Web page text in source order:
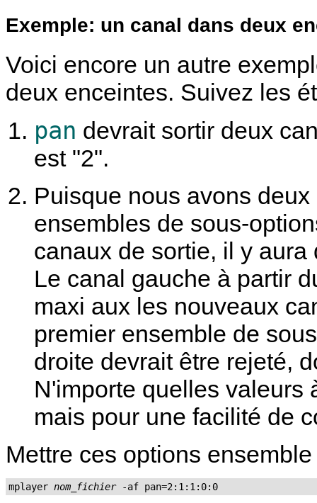
Exemple: un canal dans deux
Voici encore un autre
deux enceintes. Suivez les
pan devrait sortir deux
est "2".
Puisque nous avons
ensembles de sous-
canaux de sortie, il y
Le canal gauche à partir
maxi aux les nouveaux
premier ensemble de
droite devrait être rejeté,
N'importe quelles valeurs
mais pour une facilité de
Mettre ces options
mplayer nom_fichier -af pan=2:1:1:0:0